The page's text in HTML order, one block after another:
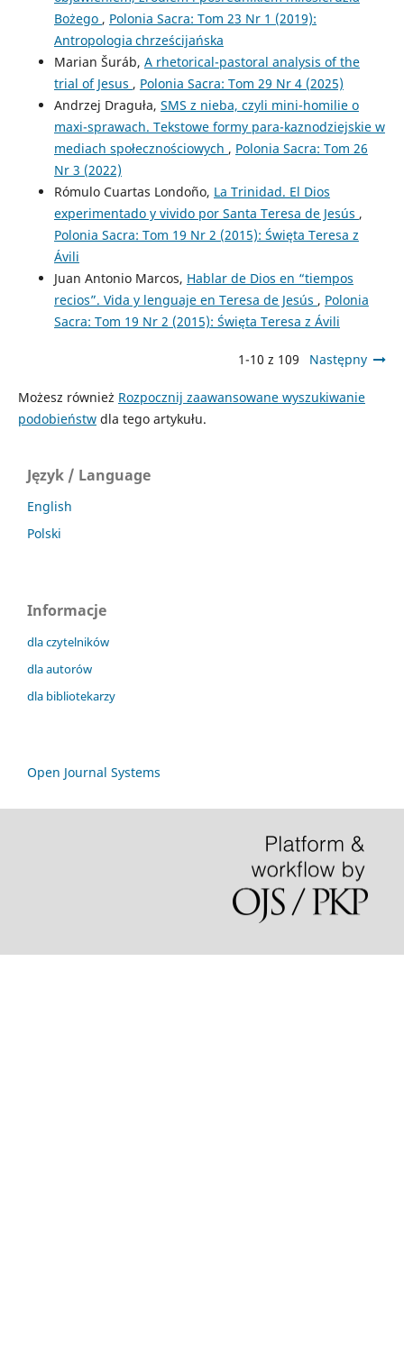
Bożego , Polonia Sacra: Tom 23 Nr 1 (2019):
Antropologia chrześcijańska
Marian Šuráb, A rhetorical-pastoral analysis of the
trial of Jesus , Polonia Sacra: Tom 29 Nr 4 (2025)
Andrzej Draguła, SMS z nieba, czyli mini-homilie o
maxi-sprawach. Tekstowe formy para-kaznodziejskie w
mediach społecznościowych , Polonia Sacra: Tom 26
Nr 3 (2022)
Rómulo Cuartas Londoño, La Trinidad. El Dios
experimentado y vivido por Santa Teresa de Jesús ,
Polonia Sacra: Tom 19 Nr 2 (2015): Święta Teresa z
Ávili
Juan Antonio Marcos, Hablar de Dios en “tiempos
recios”. Vida y lenguaje en Teresa de Jesús , Polonia
Sacra: Tom 19 Nr 2 (2015): Święta Teresa z Ávili
1-10 z 109 Następny
Możesz również Rozpocznij zaawansowane wyszukiwanie
podobieństwdla tego artykułu.
Język / Language
English
Polski
Informacje
dla czytelników
dla autorów
dla bibliotekarzy
Open Journal Systems